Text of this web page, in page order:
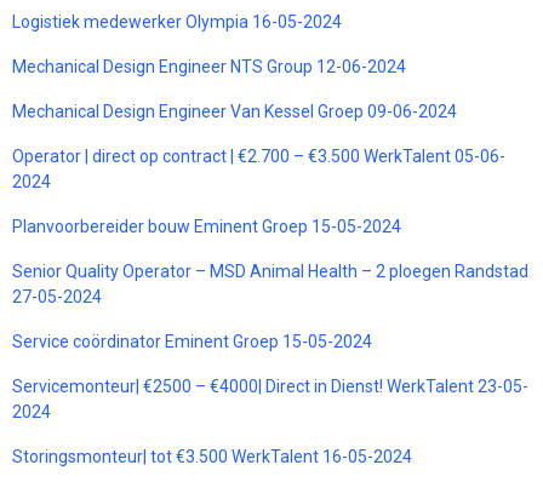
Logistiek medewerker Olympia 16-05-2024
Mechanical Design Engineer NTS Group 12-06-2024
Mechanical Design Engineer Van Kessel Groep 09-06-2024
Operator | direct op contract | €2.700 – €3.500 WerkTalent 05-06-
2024
Planvoorbereider bouw Eminent Groep 15-05-2024
Senior Quality Operator – MSD Animal Health – 2 ploegen Randstad
27-05-2024
Service coördinator Eminent Groep 15-05-2024
Servicemonteur| €2500 – €4000| Direct in Dienst! WerkTalent 23-05-
2024
Storingsmonteur| tot €3.500 WerkTalent 16-05-2024